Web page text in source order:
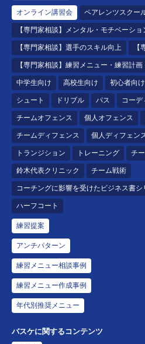
オンライン講習会 ペアレンツスクー
【専門家相談】メンタル・モチベーショ
【専門家相談】選手のスキル向上
【専門家相談】練習メニュー・練習計画
中学生向け 高校生向け 初心者向け
シュート ドリブル パス コーデ
チームオフェンス 個人オフェンス
チームディフェンス 個人ディフェン
トランジション トレーニング チ
鈴木代表クリニック チーム戦術
コーチングに影響を受けたビジネス書シ
ハーフコート
練習提案
アンチパターン
練習メニュー相談事例
練習メニュー作成事例
年代別推奨メニュー
バスケに関するコンテンツ